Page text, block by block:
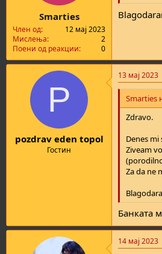
Smarties
Член од
12 мај 2023
Мислења
2
Поени од реакции
0
P
pozdrav eden topol
Гостин
13 мај 2023
Smarties
Zdravo.
Denes
Ziveam
Za da ne
Банката
14 мај 2023